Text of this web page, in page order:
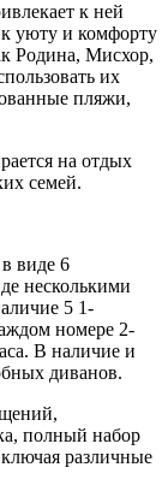
к ней
уюту и комфорту
Родина, Мисхор,
их
пляжи,
на отдых
семей.
виде 6
несколькими
5 1-
номере 2-
В наличие и
диванов.
полный набор
различные